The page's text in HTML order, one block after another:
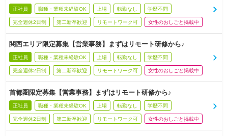
正社員 職種・業種未経験OK 上場 転勤なし 学歴不問
完全週休2日制 第二新卒歓迎 リモートワーク可 女性のおしごと掲載中
関西エリア限定募集【営業事務】まずはリモート研修から♪
正社員 職種・業種未経験OK 上場 転勤なし 学歴不問
完全週休2日制 第二新卒歓迎 リモートワーク可 女性のおしごと掲載中
首都圏限定募集【営業事務】まずはリモート研修から♪
正社員 職種・業種未経験OK 上場 転勤なし 学歴不問
完全週休2日制 第二新卒歓迎 リモートワーク可 女性のおしごと掲載中